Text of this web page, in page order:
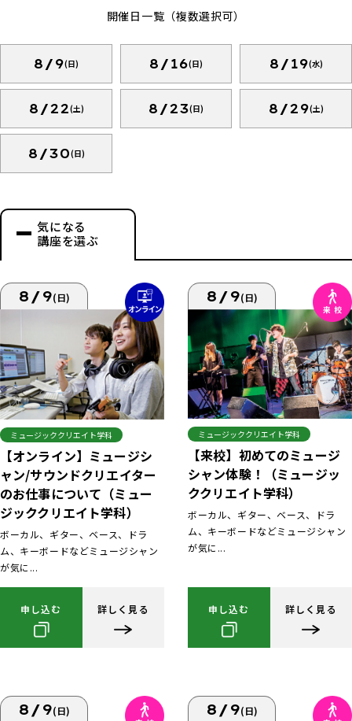
開催日一覧（複数選択可）
8/9(日) 8/16(日) 8/19(水)
8/22(土) 8/23(日) 8/29(土)
8/30(日)
気になる
講座を選ぶ
8/9(日)
ミュージッククリエイト学科
【オンライン】ミュージシ
ャン/サウンドクリエイター
のお仕事について（ミュー
ジッククリエイト学科）
ボーカル、ギター、ベース、ドラ
ム、キーボードなどミュージシャン
が気に...
申し込む 詳しく見る
8/9(日)
ミュージッククリエイト学科
【来校】初めてのミュージ
シャン体験！（ミュージッ
ククリエイト学科）
ボーカル、ギター、ベース、ドラ
ム、キーボードなどミュージシャン
が気に...
申し込む 詳しく見る
8/9(日) 8/9(日)